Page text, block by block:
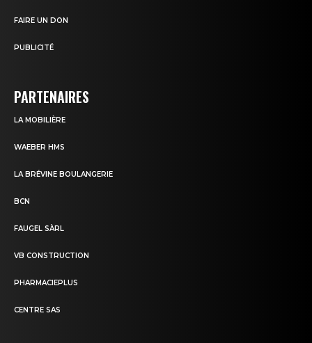
FAIRE UN DON
PUBLICITÉ
PARTENAIRES
LA MOBILIÈRE
WAEBER HMS
LA BRÉVINE BOULANGERIE
BCN
FAUGEL SÀRL
VB CONSTRUCTION
PHARMACIEPLUS
CENTRE SAS